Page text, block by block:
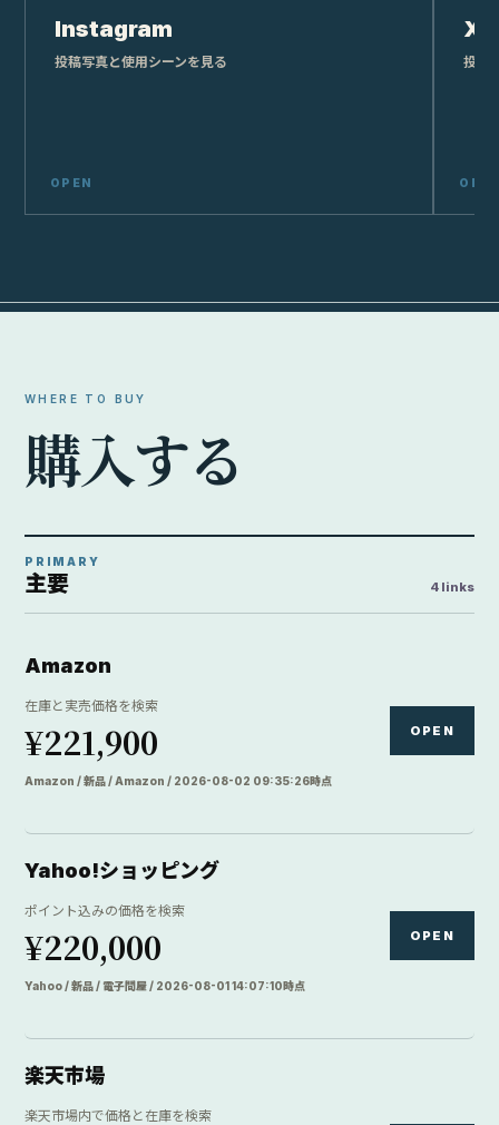
Instagram
投稿写真と使用シーンを見る
X
投稿
WHERE TO BUY
購入する
PRIMARY
主要 4 links
Amazon
在庫と実売価格を検索
¥221,900
Amazon / 新品 / Amazon / 2026-08-02 09:35:26時点
OPEN
Yahoo!ショッピング
ポイント込みの価格を検索
¥220,000
Yahoo / 新品 / 電子問屋 / 2026-08-01 14:07:10時点
OPEN
楽天市場
楽天市場内で価格と在庫を検索